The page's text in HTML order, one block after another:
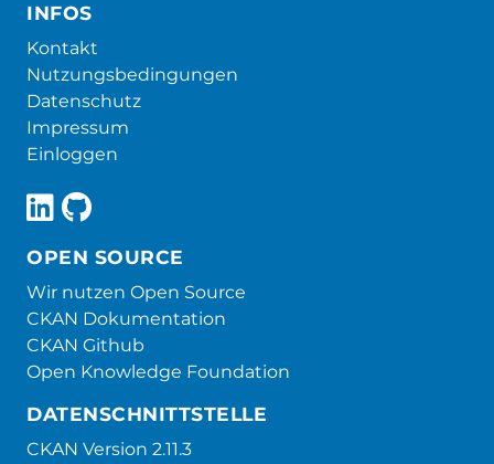
INFOS
Kontakt
Nutzungsbedingungen
Datenschutz
Impressum
Einloggen
OPEN SOURCE
Wir nutzen Open Source
CKAN Dokumentation
CKAN Github
Open Knowledge Foundation
DATENSCHNITTSTELLE
CKAN Version 2.11.3